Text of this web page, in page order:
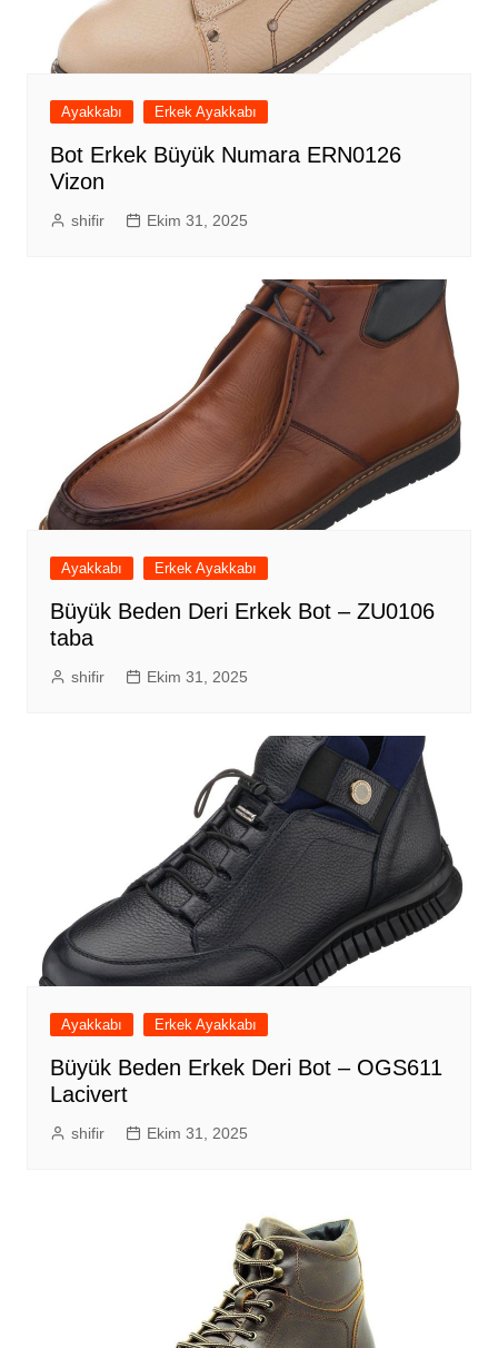
Ayakkabı Erkek Ayakkabı
Bot Erkek Büyük Numara ERN0126
Vizon
shifir Ekim 31, 2025
Ayakkabı Erkek Ayakkabı
Büyük Beden Deri Erkek Bot – ZU0106
taba
shifir Ekim 31, 2025
Ayakkabı Erkek Ayakkabı
Büyük Beden Erkek Deri Bot – OGS611
Lacivert
shifir Ekim 31, 2025